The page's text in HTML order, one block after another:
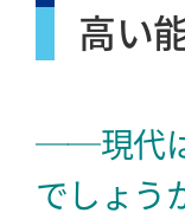
高い
──現代は
でしょう